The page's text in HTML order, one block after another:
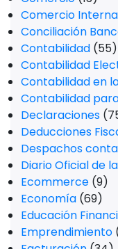
Comercio
Conciliación
Contabilidad (55)
Contabilidad
Contabilidad en
Contabilidad para
Declaraciones
Deducciones
Despachos
Diario Oficial de
Ecommerce (9)
Economía (69)
Educación
Emprendimiento